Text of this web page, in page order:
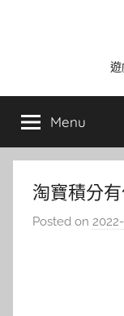
遊
Menu
淘寶積分
Posted on